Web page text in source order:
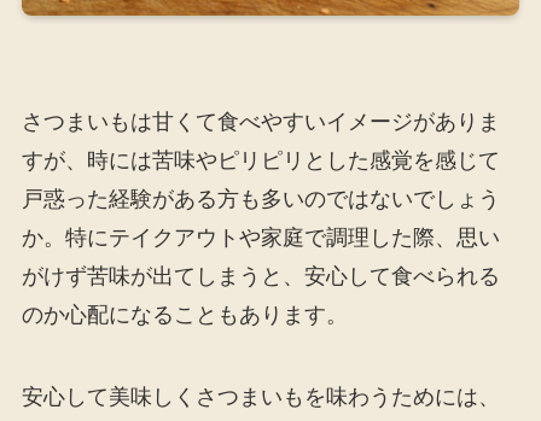
さつまいもは甘くて食べやすいイメージがありま
すが、時には苦味やピリピリとした感覚を感じて
戸惑った経験がある方も多いのではないでしょう
か。特にテイクアウトや家庭で調理した際、思い
がけず苦味が出てしまうと、安心して食べられる
のか心配になることもあります。
安心して美味しくさつまいもを味わうためには、